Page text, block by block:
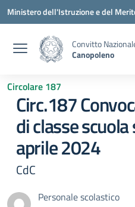
Vai ai contenuti
Vai al menu di navigazione
Vai al footer
Ministero dell'Istruzione e del
Convitto
Canopoleno
Circolare 187
Circ.187
di classe
aprile 2024
CdC
Personale scolastico